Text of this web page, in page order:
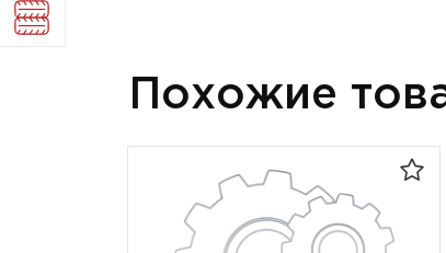
Похожие